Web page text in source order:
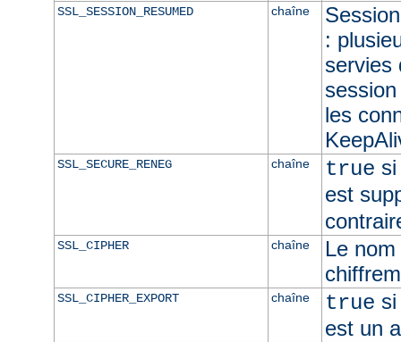
SSL_SESSION_RESUMED chaîne
:
servies
les
SSL_SECURE_RENEG chaîne true
est
SSL_CIPHER chaîne
Le
SSL_CIPHER_EXPORT chaîne true
est un